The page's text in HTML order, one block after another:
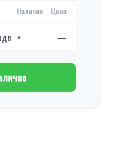
Наличие Цена
+ —